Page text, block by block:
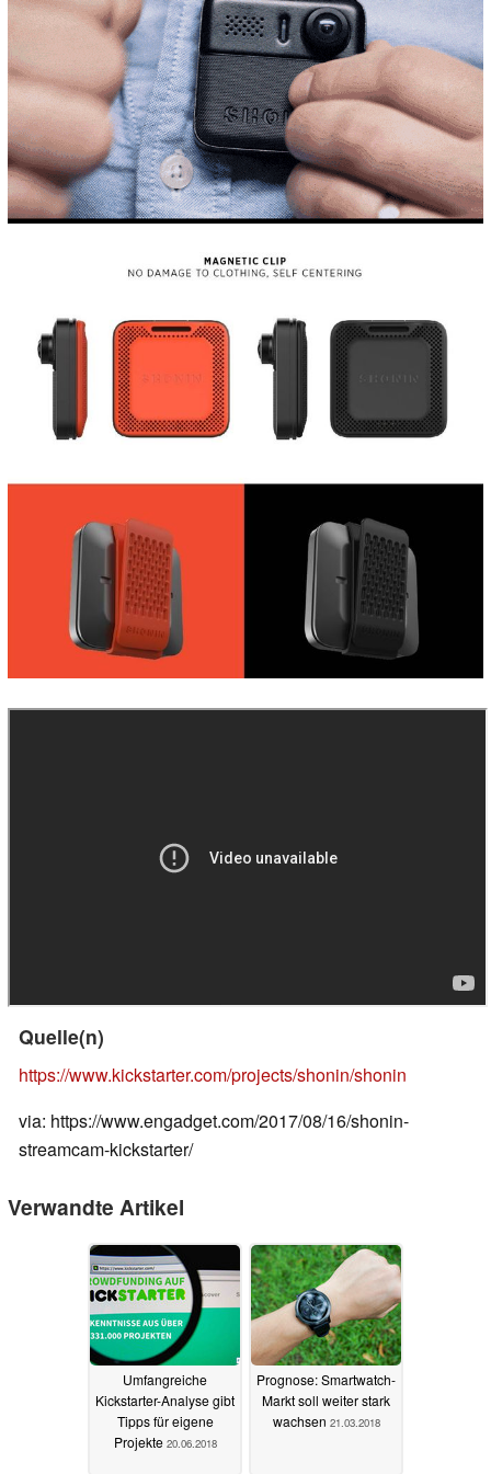
Quelle(n)
https://www.kickstarter.com/projects/shonin/shonin
via: https://www.engadget.com/2017/08/16/shonin-
streamcam-kickstarter/
Verwandte Artikel
Umfangreiche
Kickstarter-Analyse gibt
Tipps für eigene
Projekte 20.06.2018
Prognose: Smartwatch-
Markt soll weiter stark
wachsen 21.03.2018